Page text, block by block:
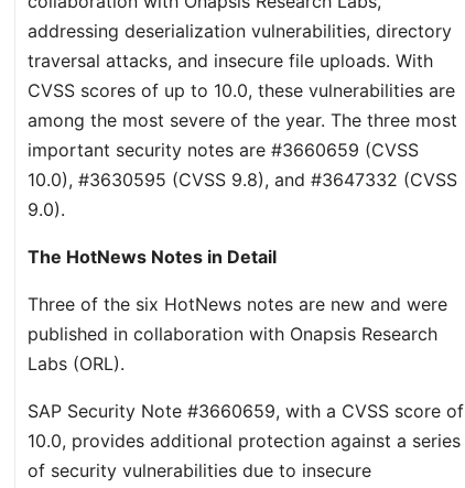
addressing deserialization vulnerabilities, directory
traversal attacks, and insecure file uploads. With
CVSS scores of up to 10.0, these vulnerabilities are
among the most severe of the year. The three most
important security notes are #3660659 (CVSS
10.0), #3630595 (CVSS 9.8), and #3647332 (CVSS
9.0).
The HotNews Notes in Detail
Three of the six HotNews notes are new and were
published in collaboration with Onapsis Research
Labs (ORL).
SAP Security Note #3660659, with a CVSS score of
10.0, provides additional protection against a series
of security vulnerabilities due to insecure